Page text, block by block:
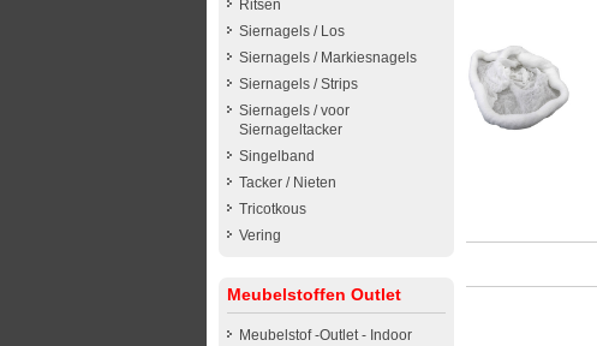
Ritsen
Siernagels / Los
Siernagels / Markiesnagels
Siernagels / Strips
Siernagels / voor
Siernageltacker
Singelband
Tacker / Nieten
Tricotkous
Vering
Meubelstoffen Outlet
Meubelstof -Outlet - Indoor